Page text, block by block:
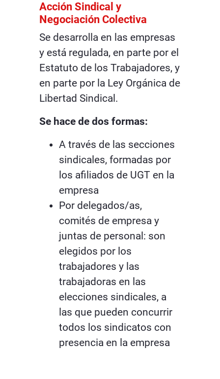
Acción Sindical y
Negociación Colectiva
Se desarrolla en las empresas
y está regulada, en parte por el
Estatuto de los Trabajadores, y
en parte por la Ley Orgánica de
Libertad Sindical.
Se hace de dos formas:
A través de las secciones
sindicales, formadas por
los afiliados de UGT en la
empresa
Por delegados/as,
comités de empresa y
juntas de personal: son
elegidos por los
trabajadores y las
trabajadoras en las
elecciones sindicales, a
las que pueden concurrir
todos los sindicatos con
presencia en la empresa